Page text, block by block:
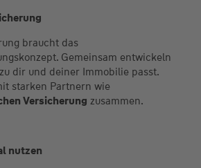
braucht das
Gemeinsam entwickeln
dir und deiner Immobilie passt.
starken Partnern wie
Versicherung zusammen.
nutzen